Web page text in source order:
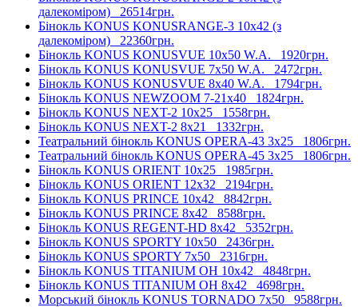
далекоміром) 26514грн.
Бінокль KONUS KONUSRANGE-3 10x42 (з
далекоміром) 22360грн.
Бінокль KONUS KONUSVUE 10x50 W.A. 1920грн.
Бінокль KONUS KONUSVUE 7x50 W.A. 2472грн.
Бінокль KONUS KONUSVUE 8x40 W.A. 1794грн.
Бінокль KONUS NEWZOOM 7-21x40 1824грн.
Бінокль KONUS NEXT-2 10x25 1558грн.
Бінокль KONUS NEXT-2 8x21 1332грн.
Театральний бінокль KONUS OPERA-43 3x25 1806грн.
Театральний бінокль KONUS OPERA-45 3x25 1806грн.
Бінокль KONUS ORIENT 10x25 1985грн.
Бінокль KONUS ORIENT 12x32 2194грн.
Бінокль KONUS PRINCE 10x42 8842грн.
Бінокль KONUS PRINCE 8x42 8588грн.
Бінокль KONUS REGENT-HD 8x42 5352грн.
Бінокль KONUS SPORTY 10x50 2436грн.
Бінокль KONUS SPORTY 7x50 2316грн.
Бінокль KONUS TITANIUM OH 10x42 4848грн.
Бінокль KONUS TITANIUM OH 8x42 4698грн.
Морський бінокль KONUS TORNADO 7x50 9588грн.